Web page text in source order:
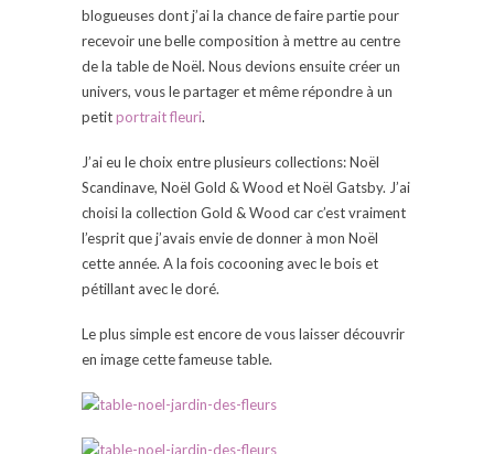
blogueuses dont j’ai la chance de faire partie pour
recevoir une belle composition à mettre au centre
de la table de Noël. Nous devions ensuite créer un
univers, vous le partager et même répondre à un
petitportrait fleuri.
J’ai eu le choix entre plusieurs collections: Noël
Scandinave, Noël Gold & Wood et Noël Gatsby. J’ai
choisi la collection Gold & Wood car c’est vraiment
l’esprit que j’avais envie de donner à mon Noël
cette année. A la fois cocooning avec le bois et
pétillant avec le doré.
Le plus simple est encore de vous laisser découvrir
en image cette fameuse table.